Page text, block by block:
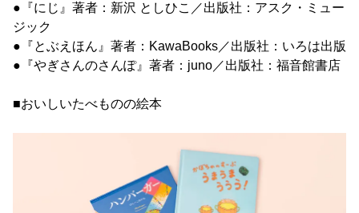
●『にじ』著者：新沢 としひこ／出版社：アスク・ミュー
ジック
●『とぶえほん』著者：KawaBooks／出版社：いろは出版
●『やぎさんのさんぽ』著者：juno／出版社：福音館書店
■おいしいたべものの絵本